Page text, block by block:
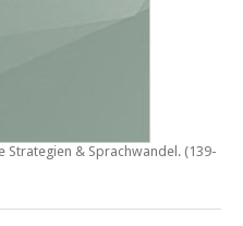
Strategien & Sprachwandel . (139-